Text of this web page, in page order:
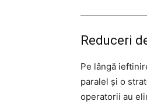
Reduceri
Pe lângă
paralel și o
operatorii au